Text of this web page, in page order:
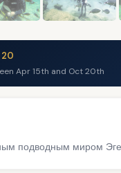
Apr 15th and Oct 20th
подводным миром